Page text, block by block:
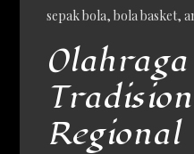
sepak bola, bola basket,
Olahraga
Regional